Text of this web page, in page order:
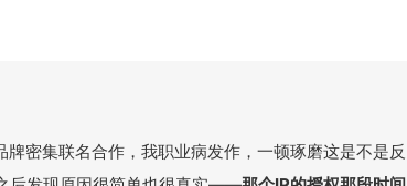
密集联名合作，我职业病发作，一顿琢磨这是不是反